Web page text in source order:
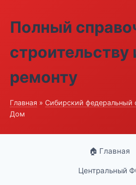
Полный
строительству
ремонту
Главная » Сибирский федеральный
Дом
🏠 Главная
Центральный